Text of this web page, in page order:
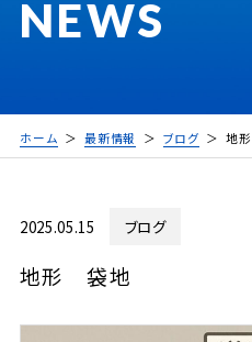
NEWS
ホーム 最新情報 ブログ 地
2025.05.15 ブログ
地形 袋地